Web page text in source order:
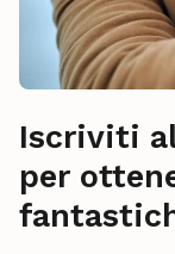
Iscriviti
per